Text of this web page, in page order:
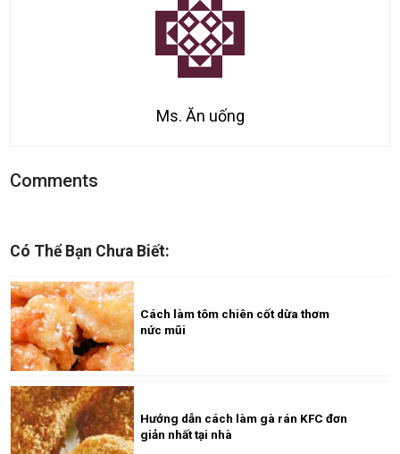
Ms. Ăn uống
Comments
Có Thể Bạn Chưa Biết:
Cách làm tôm chiên cốt dừa thơm
nức mũi
Hướng dẫn cách làm gà rán KFC đơn
giản nhất tại nhà